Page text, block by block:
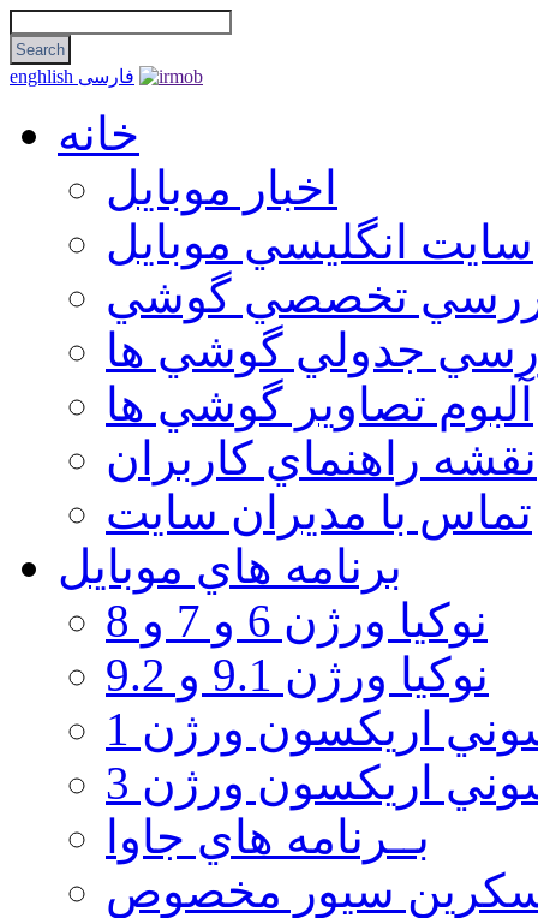
enghlish فارسی
خانه
اخبار موبایل
سايت انگليسي موبايل
تخصصي گوشي
جدولي گوشي ها
آلبوم تصاوير گوشي ها
نقشه راهنماي كاربران
تماس با مديران سايت
برنامه هاي موبايل
نوکیا ورژن 6 و 7 و 8
نوکیا ورژن 9.1 و 9.2
اريكسون ورژن 1
اريكسون ورژن 3
بــرنامه هاي جاوا
سيور مخصوص